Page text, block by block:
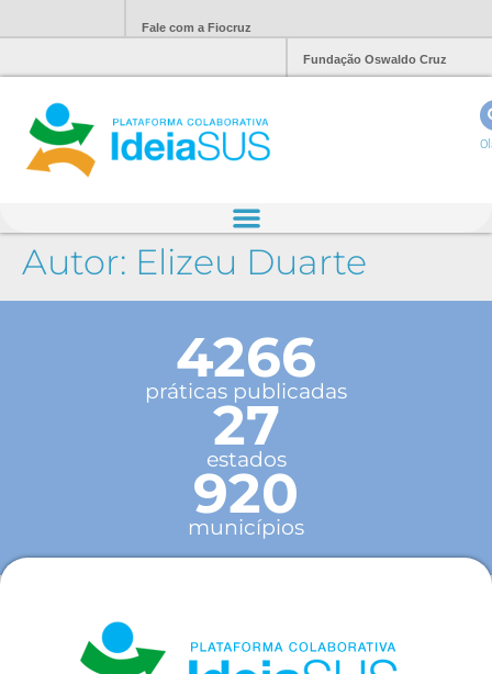
Fale com a Fiocruz
Fundação Oswaldo Cruz
Autor: Elizeu Duarte
4266
práticas publicadas
27
estados
920
municípios